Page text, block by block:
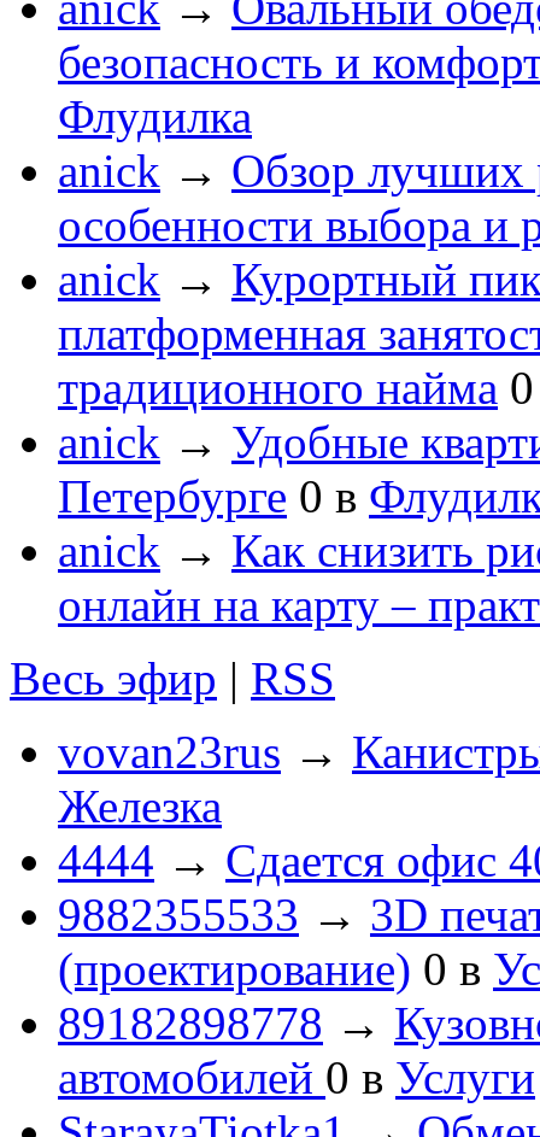
безопасность и
Флудилка
anick → Обзор лучших
особенности выбора и
anick → Курортный
платформенная
традиционного найма 0
anick → Удобные
Петербурге 0 в
anick → Как снизить
онлайн на карту –
Весь эфир | RSS
vovan23rus →
Железка
4444 → Сдается офис
9882355533 → 3D
(проектирование) 0 в
89182898778 →
автомобилей 0 в Услуги